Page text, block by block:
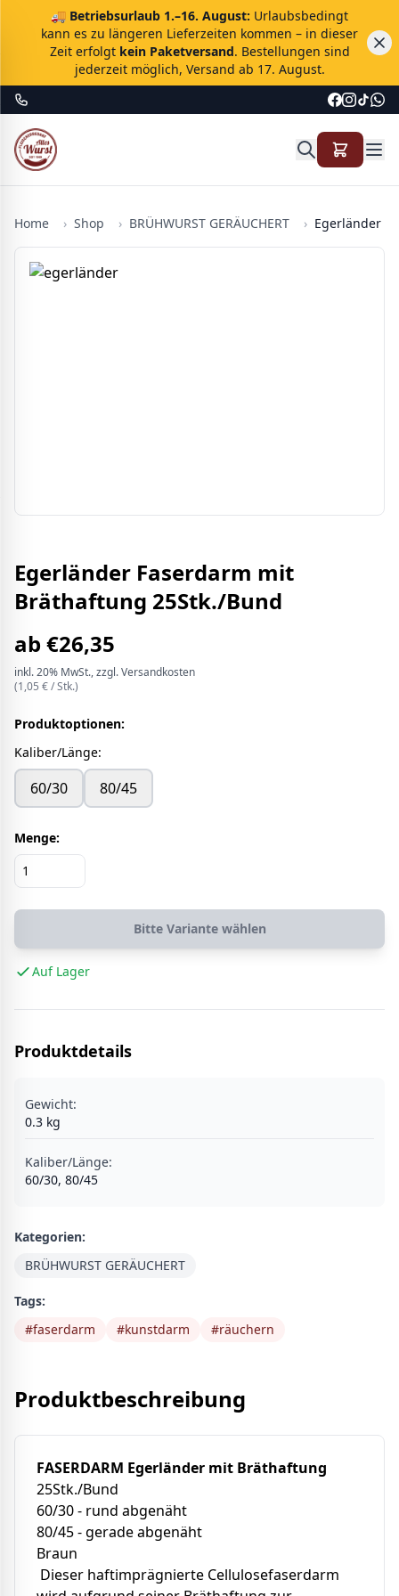
🚚 Betriebsurlaub 1.–16. August: Urlaubsbedingt
kann es zu längeren Lieferzeiten kommen – in dieser
Zeit erfolgt kein Paketversand. Bestellungen sind
jederzeit möglich, Versand ab 17. August.
Home › Shop › BRÜHWURST GERÄUCHERT › Egerländer
Egerländer Faserdarm mit
Bräthaftung 25Stk./Bund
ab€26,35
inkl.20% MwSt., zzgl. Versandkosten
(1,05 € /Stk.)
Produktoptionen:
Kaliber/Länge:
60/30 80/45
Menge:
Bitte Variante wählen
Auf Lager
Produktdetails
Gewicht:
0.3 kg
Kaliber/Länge:
60/30, 80/45
Kategorien:
BRÜHWURST GERÄUCHERT
Tags:
#faserdarm #kunstdarm #räuchern
Produktbeschreibung
FASERDARM Egerländer mit Bräthaftung
25Stk./Bund
60/30 - rund abgenäht
80/45 - gerade abgenäht
Braun
Dieser haftimprägnierte Cellulosefaserdarm